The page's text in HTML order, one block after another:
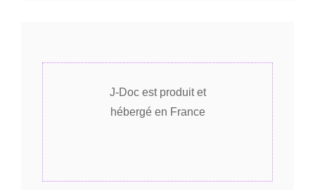
J-Doc est produit et
hébergé en France